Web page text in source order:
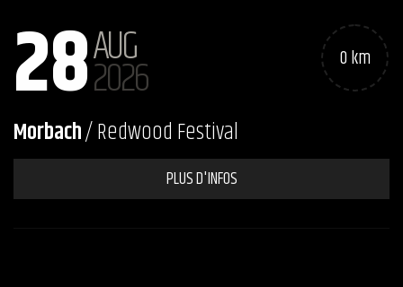
28AUG
2026 0 km
Morbach/ Redwood Festival
PLUS D'INFOS